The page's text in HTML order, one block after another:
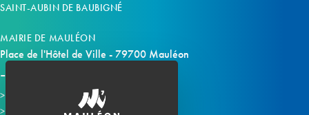
SAINT-AUBIN DE BAUBIGNÉ
MAIRIE DE MAULÉON
Place de l'Hôtel de Ville - 79700 Mauléon
Horaires d'ouverture
Contacter la mairie